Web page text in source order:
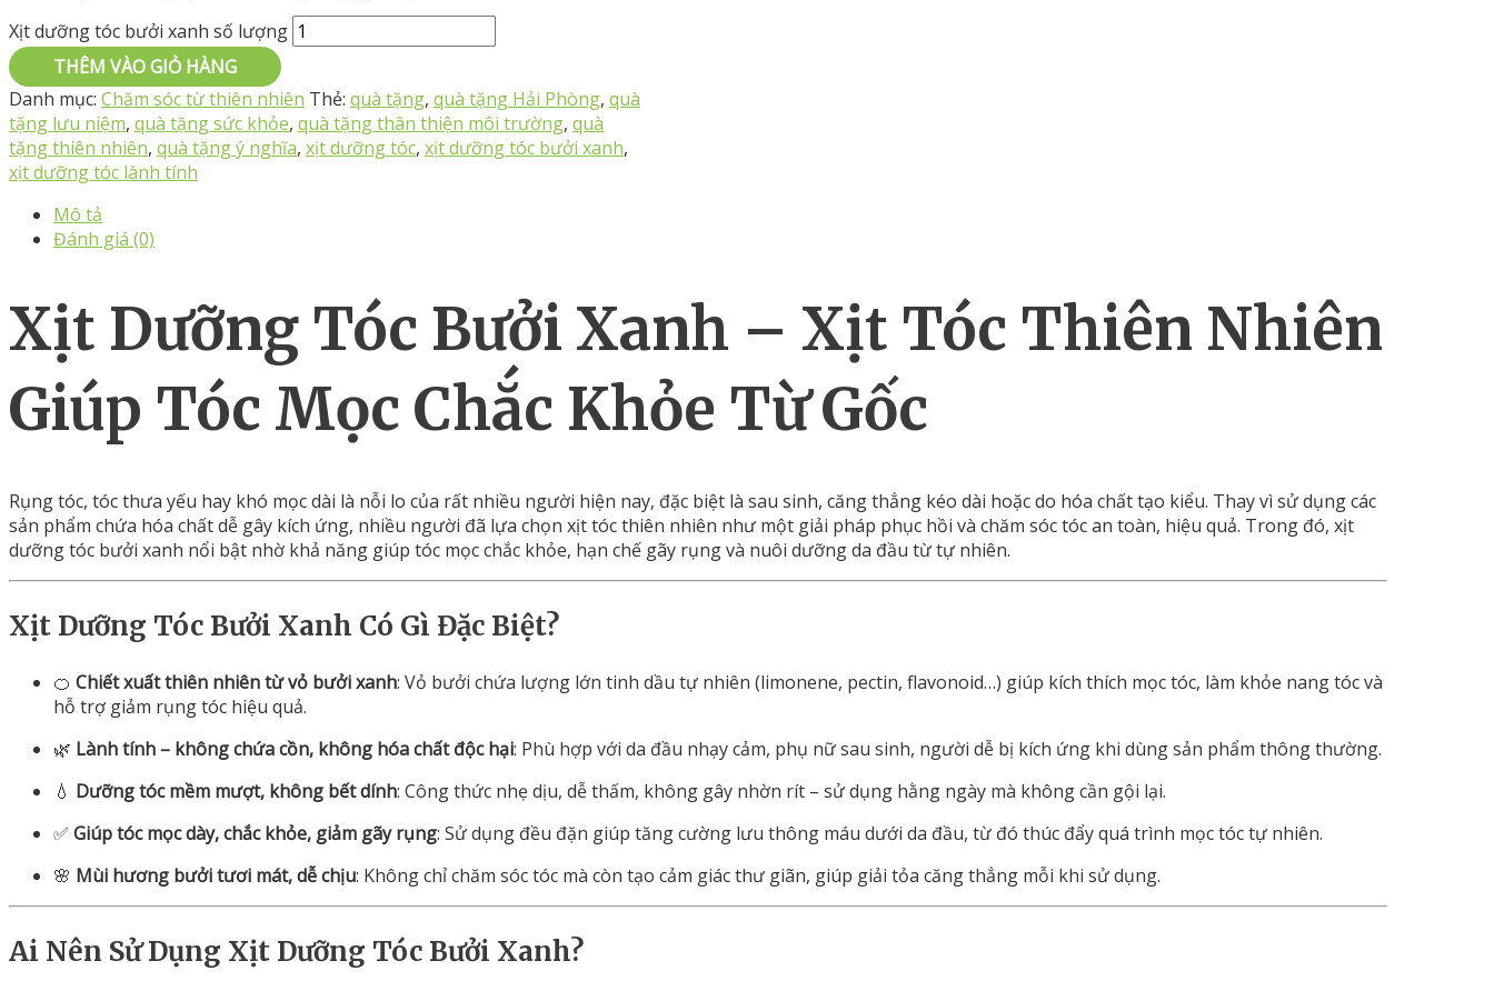
Xịt dưỡng tóc bưởi xanh số lượng
THÊM VÀO GIỎ HÀNG
Danh mục: Chăm sóc từ thiên nhiên Thẻ: quà tặng, quà tặng Hải Phòng, quà
tặng lưu niệm, quà tặng sức khỏe, quà tặng thân thiện môi trường, quà
tặng thiên nhiên, quà tặng ý nghĩa, xịt dưỡng tóc, xịt dưỡng tóc bưởi xanh,
xịt dưỡng tóc lành tính
Mô tả
Đánh giá (0)
Xịt Dưỡng Tóc Bưởi Xanh – Xịt Tóc Thiên Nhiên
Giúp Tóc Mọc Chắc Khỏe TừGốc
Rụngtóc, tócthưa yếu hay khó mọcdài là nỗi lo của rất nhiều người hiện nay, đặc biệt là sau sinh, căngthẳng kéo dài hoặcdo hóa chấttạo kiểu. Thayvìsửdụngcác
sản phẩm chứa hóa chấtdễ gây kích ứng, nhiều người đã lựa chọn xịttócthiên nhiên như một giải pháp phục hồi và chăm sóctócan toàn, hiệu quả. Trong đó, xịt
dưỡngtóc bưởi xanh nổi bật nhờ khả năng giúp tóc mọcchắc khỏe, hạn chế gãy rụngvà nuôi dưỡngda đầu từtự nhiên.
Xịt Dưỡng Tóc Bưởi Xanh Có Gì Đặc Biệt?
🍊 Chiếtxuấtthiên nhiêntừvỏ bưởixanh: Vỏ bưởi chứa lượng lớn tinh dầu tự nhiên (limonene, pectin, flavonoid…) giúp kích thích mọctóc, làm khỏe nangtócvà
hỗ trợ giảm rụngtóc hiệu quả.
🌿 Lànhtính – khôngchứacồn, không hóachấtđộchại: Phù hợp với da đầu nhạycảm, phụ nữsau sinh, người dễ bị kích ứng khi dùngsản phẩm thôngthường.
💧 Dưỡngtócmềm mượt, không bếtdính: Côngthức nhẹdịu, dễthấm, không gây nhờn rít – sửdụng hằng ngày mà khôngcần gội lại.
✅ Giúptócmọcdày,chắckhỏe, giảm gãyrụng: Sửdụng đều đặn giúp tăngcường lưu thông máu dưới da đầu, từ đó thúc đẩyquá trình mọctóctự nhiên.
🌸 Mùi hương bưởitươi mát,dễchịu: Khôngchỉchăm sóctóc mà còn tạo cảm giácthư giãn, giúp giải tỏa căngthẳng mỗi khi sửdụng.
Ai Nên SửDụng Xịt Dưỡng Tóc Bưởi Xanh?